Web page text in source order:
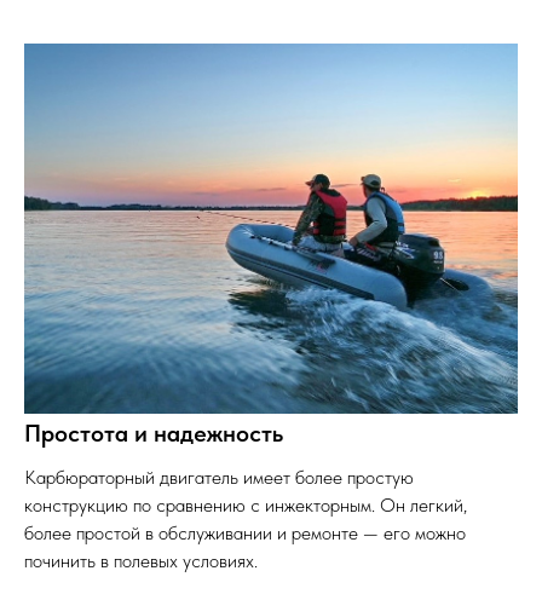
Простота и надежность
Карбюраторный двигатель имеет более простую
конструкцию по сравнению с инжекторным. Он легкий,
более простой в обслуживании и ремонте — его можно
починить в полевых условиях.